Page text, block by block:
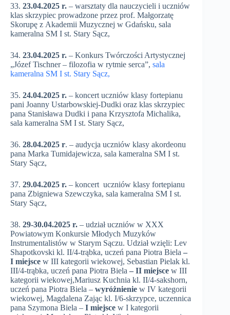
33. 23.04.2025 r. – warsztaty dla nauczycieli i uczniów
klas skrzypiec prowadzone przez prof. Małgorzatę
Skorupę z Akademii Muzycznej w Gdańsku, sala
kameralna SM I st. Stary Sącz,
34. 23.04.2025 r. – Konkurs Twórczości Artystycznej
„Józef Tischner – filozofia w rytmie serca”, sala
kameralna SM I st. Stary Sącz,
35. 24.04.2025 r. – koncert uczniów klasy fortepianu
pani Joanny Ustarbowskiej-Dudki oraz klas skrzypiec
pana Stanisława Dudki i pana Krzysztofa Michalika,
sala kameralna SM I st. Stary Sącz,
36. 28.04.2025 r. – audycja uczniów klasy akordeonu
pana Marka Tumidajewicza, sala kameralna SM I st.
Stary Sącz,
37. 29.04.2025 r. – koncert uczniów klasy fortepianu
pana Zbigniewa Szewczyka, sala kameralna SM I st.
Stary Sącz,
38. 29-30.04.2025 r. – udział uczniów w XXX
Powiatowym Konkursie Młodych Muzyków
Instrumentalistów w Starym Sączu. Udział wzięli: Lev
Shapotkovski kl. II/4-trąbka, uczeń pana Piotra Biela –
I miejsce w III kategorii wiekowej, Sebastian Pielak kl.
III/4-trąbka, uczeń pana Piotra Biela – II miejsce w III
kategorii wiekowej,Mariusz Kuchnia kl. II/4-sakshorn,
uczeń pana Piotra Biela – wyróżnienie w IV kategorii
wiekowej, Magdalena Zając kl. I/6-skrzypce, uczennica
pana Szymona Biela – I miejsce w I kategorii